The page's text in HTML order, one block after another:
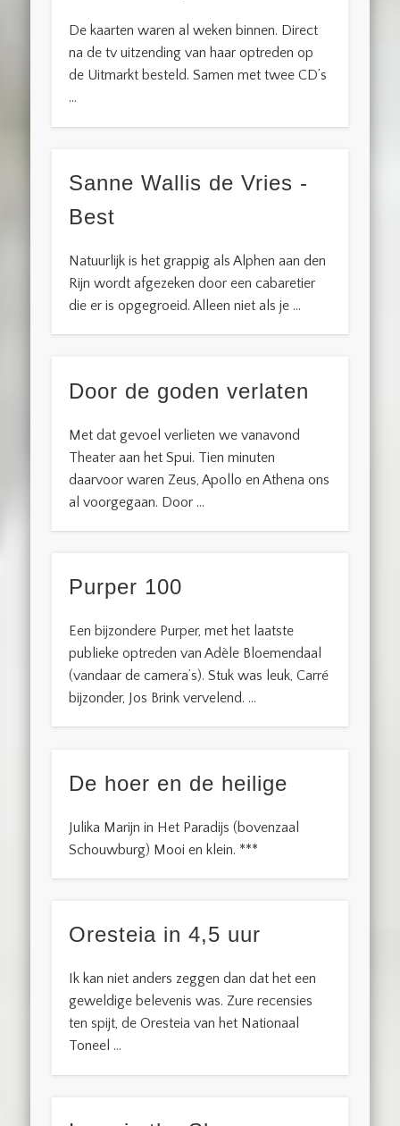
De kaarten waren al weken binnen. Direct
na de tv uitzending van haar optreden op
de Uitmarkt besteld. Samen met twee CD’s
…
Sanne Wallis de Vries -
Best
Natuurlijk is het grappig als Alphen aan den
Rijn wordt afgezeken door een cabaretier
die er is opgegroeid. Alleen niet als je …
Door de goden verlaten
Met dat gevoel verlieten we vanavond
Theater aan het Spui. Tien minuten
daarvoor waren Zeus, Apollo en Athena ons
al voorgegaan. Door …
Purper 100
Een bijzondere Purper, met het laatste
publieke optreden van Adèle Bloemendaal
(vandaar de camera’s). Stuk was leuk, Carré
bijzonder, Jos Brink vervelend. …
De hoer en de heilige
Julika Marijn in Het Paradijs (bovenzaal
Schouwburg) Mooi en klein. ***
Oresteia in 4,5 uur
Ik kan niet anders zeggen dan dat het een
geweldige belevenis was. Zure recensies
ten spijt, de Oresteia van het Nationaal
Toneel …